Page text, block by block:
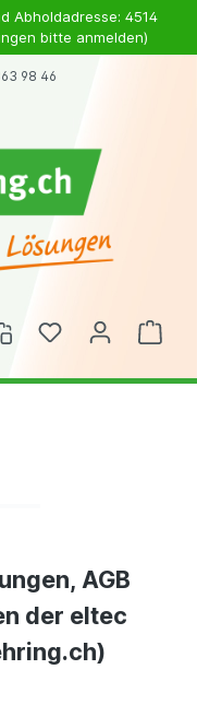
Abholdadresse: 4514
bitte anmelden)
AGB
der eltec